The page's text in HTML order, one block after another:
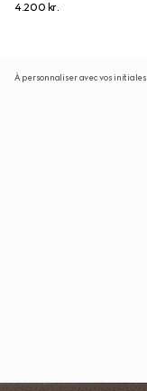
4.200 kr.
À personnaliser avec vos initiales